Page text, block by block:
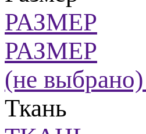
РАЗМЕР
РАЗМЕР
(не выбрано)
Ткань